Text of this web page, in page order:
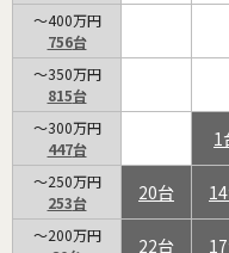
～400万円
756
～350万円
815
～300万円
447
1
～250万円
253
20 14
～200万円
22 17